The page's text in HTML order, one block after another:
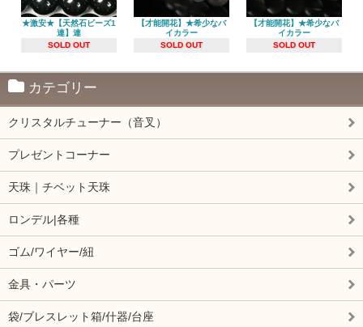
★激安★【天然石ビーズ1
連】連
SOLD OUT
【才能開花】★希少なバ
イカラー
SOLD OUT
【才能開花】★希少なバ
イカラー
SOLD OUT
カテゴリー
クリスタルチューナー（音叉）
プレゼントコーナー
天珠｜チベット天珠
ロンデル|各種
ゴム/ワイヤー/紐
金具・パーツ
袋/ブレスレット箱/什器/台座